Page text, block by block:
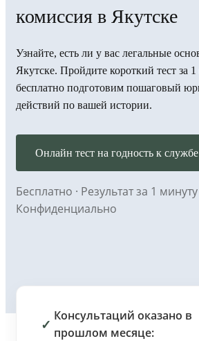
комиссия в Якутске
Узнайте, есть ли у вас легальные
Якутске. Пройдите короткий тест за
бесплатно подготовим пошаговый
действий по вашей истории.
Онлайн тест на годность к
Бесплатно · Результат за 1 минуту
Конфиденциально
✓
Консультаций оказано в
прошлом месяце: